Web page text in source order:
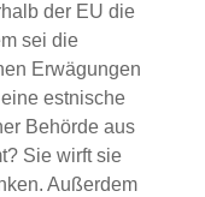
der EU die
sei die
Erwägungen
estnische
Behörde aus
Sie wirft sie
Außerdem